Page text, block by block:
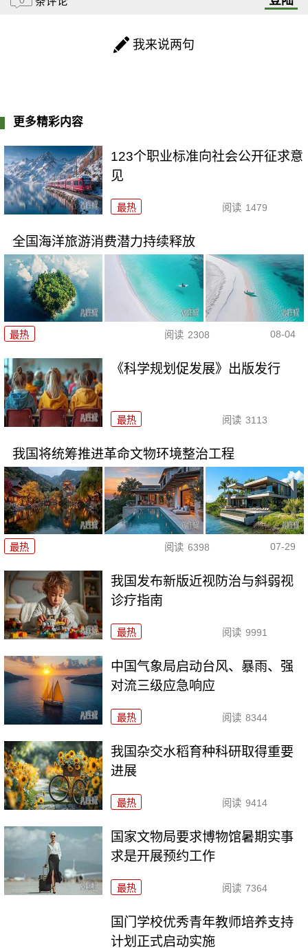
我来说两句
更多精彩内容
123个职业标准向社会公开征求意
见
最热 阅读 1479
全国海洋旅游消费潜力持续释放
最热 阅读 2308 08-04
《科学规划促发展》出版发行
最热 阅读 3113
我国将统筹推进革命文物环境整治工程
最热 阅读 6398 07-29
我国发布新版近视防治与斜弱视
诊疗指南
最热 阅读 9991
中国气象局启动台风、暴雨、强
对流三级应急响应
最热 阅读 8344
我国杂交水稻育种科研取得重要
进展
最热 阅读 9414
国家文物局要求博物馆暑期实事
求是开展预约工作
最热 阅读 7364
国门学校优秀青年教师培养支持
计划正式启动实施